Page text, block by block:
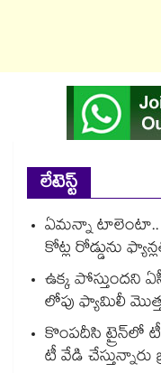
లేటెస్ట్
ఏమన్నా టాలెంటా..
కోట్ల రోడ్డును
ఉక్క పోస్తుందని
లోపు ఫ్యామిలీ
కొంపదీసి ట్రైన్⁬లో
టీ వేడి చేస్తున్నారు